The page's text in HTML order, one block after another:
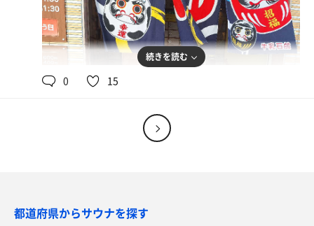
水
続きを読む
0 15
都道府県からサウナを探す